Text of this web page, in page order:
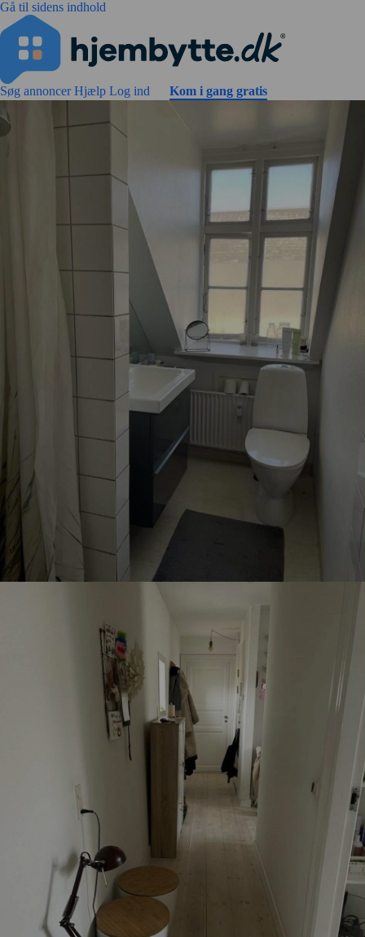
Gå til sidens indhold
Søg annoncerHjælp Log ind Kom i gang gratis